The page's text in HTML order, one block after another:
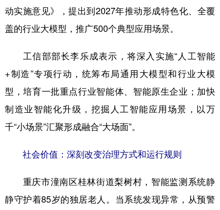
动实施意见》，提出到2027年推动形成特色化、全覆
盖的行业大模型，推广500个典型应用场景。
工信部部长李乐成表示，将深入实施“人工智能
+制造”专项行动，统筹布局通用大模型和行业大模
型，培育一批重点行业智能体、智能原生企业；加快
制造业智能化升级，挖掘人工智能应用场景，以万
千“小场景”汇聚形成融合“大场面”。
社会价值：深刻改变治理方式和运行规则
重庆市潼南区桂林街道梨树村，智能监测系统静
静守护着85岁的独居老人。当系统发现异常，从预警